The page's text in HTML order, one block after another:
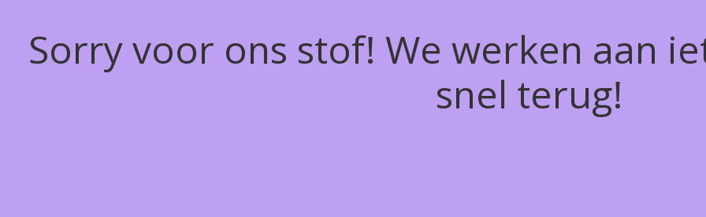
Sorry voor ons stof! We werken aan
snel terug!